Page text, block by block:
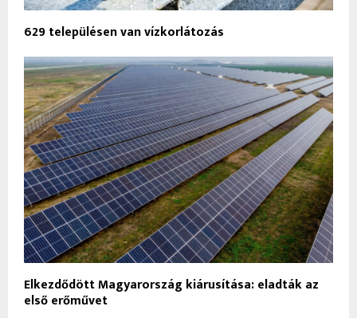
629 településen van vízkorlátozás
Elkezdődött Magyarország kiárusítása: eladták az
első erőművet